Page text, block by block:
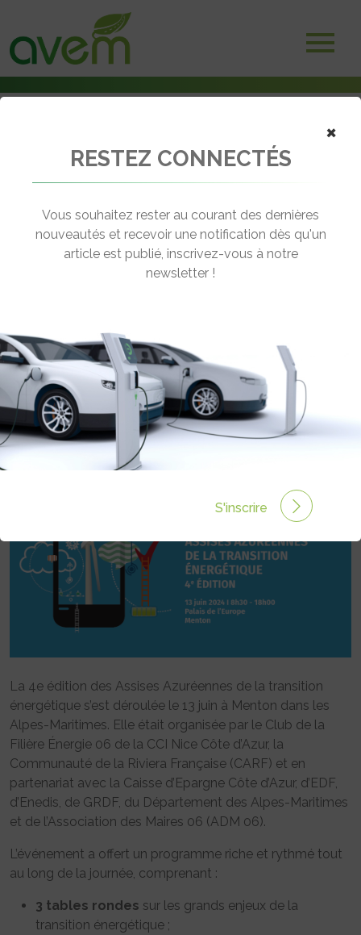
Retour sur la 4e Édition des Assises Azuréennes de la Transition
← Revenir aux actualités
RETOUR SUR LA 4E ÉDITION DES
ASSISES AZURÉENNES DE LA
TRANSITION ÉNERGÉTIQUE
Rédigé par Julie PUGLISI le 14 Juin 2024 à 18:52
commentaires
La 4e édition des Assises Azuréennes de la transition
énergétique s’est déroulée le 13 juin à Menton dans les
Alpes-Maritimes. Elle était organisée par le Club de la
Filière Énergie 06 de la CCI Nice Côte d’Azur, la
Communauté de la Riviera Française (CARF) et en
partenariat avec la Caisse d’Epargne Côte d’Azur, d’EDF,
d’Enedis, de GRDF, du Département des Alpes-Maritimes
et de l’Association des Maires 06 (ADM 06).
L’événement a offert un programme riche et rythmé tout
au long de la journée, comprenant :
3 tables rondes sur les grands enjeux de la
transition énergétique ;
×
RESTEZ CONNECTÉS
Vous souhaitez rester au courant des dernières
nouveautés et recevoir une notification dès qu'un
article est publié, inscrivez-vous à notre
newsletter !
S'inscrire